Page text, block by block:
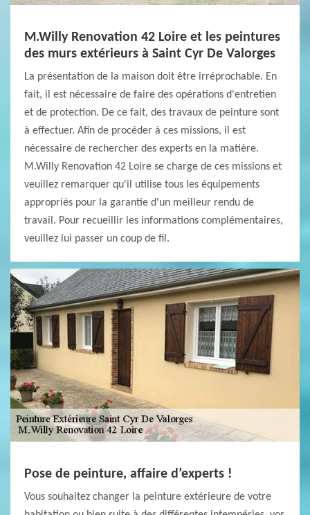
M.Willy Renovation 42 Loire et les peintures
des murs extérieurs à Saint Cyr De Valorges
La présentation de la maison doit être irréprochable. En
fait, il est nécessaire de faire des opérations d'entretien
et de protection. De ce fait, des travaux de peinture sont
à effectuer. Afin de procéder à ces missions, il est
nécessaire de rechercher des experts en la matière.
M.Willy Renovation 42 Loire se charge de ces missions et
veuillez remarquer qu'il utilise tous les équipements
appropriés pour la garantie d'un meilleur rendu de
travail. Pour recueillir les informations complémentaires,
veuillez lui passer un coup de fil.
Pose de peinture, affaire d’experts !
Vous souhaitez changer la peinture extérieure de votre